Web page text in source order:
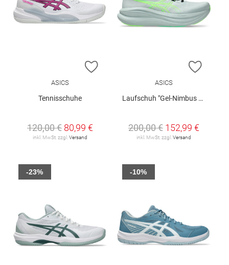
ZUR WUNSCHLISTE HINZUFÜGEN
ASICS
Tennisschuhe
120,00 € 80,99 €
inkl. MwSt. zzgl. Versand
ZUR
ASICS
Laufschuh "Gel-Nimbus 28"
200,00 € 152,99 €
inkl. MwSt. zzgl. Versand
-23% -10%